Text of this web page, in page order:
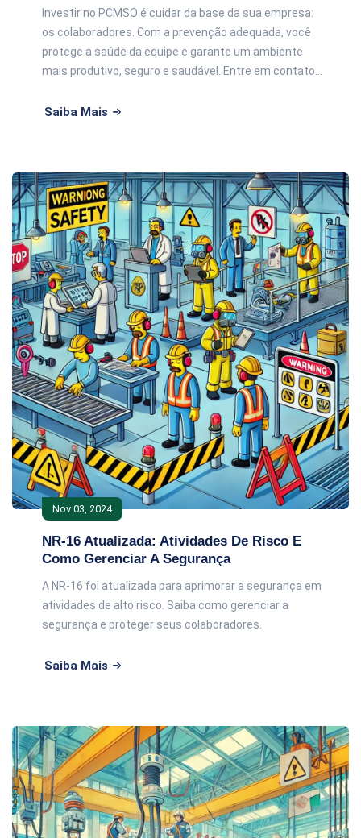
Investir no PCMSO é cuidar da base da sua empresa:
os colaboradores. Com a prevenção adequada, você
protege a saúde da equipe e garante um ambiente
mais produtivo, seguro e saudável. Entre em contato...
Saiba Mais
Nov 03, 2024
NR-16 Atualizada: Atividades De Risco E
Como Gerenciar A Segurança
A NR-16 foi atualizada para aprimorar a segurança em
atividades de alto risco. Saiba como gerenciar a
segurança e proteger seus colaboradores.
Saiba Mais